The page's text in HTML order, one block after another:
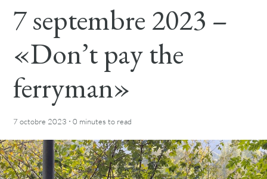
7 septembre 2023 –
«Don’t pay the
ferryman»
7 octobre 2023 ·0 minutes to read